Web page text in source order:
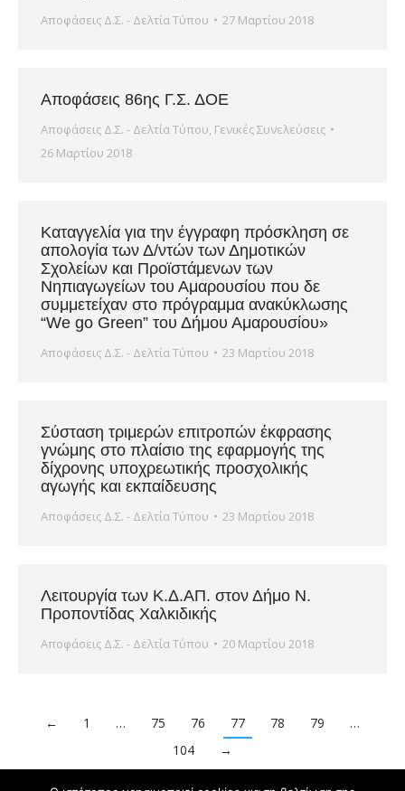
Αποφάσεις Δ.Σ. - Δελτία Τύπου 27 Μαρτίου 2018
Αποφάσεις 86ης Γ.Σ. ΔΟΕ
Αποφάσεις Δ.Σ. - Δελτία Τύπου, Γενικές Συνελεύσεις
26 Μαρτίου 2018
Καταγγελία για την έγγραφη πρόσκληση σε
απολογία των Δ/ντών των Δημοτικών
Σχολείων και Προϊστάμενων των
Νηπιαγωγείων του Αμαρουσίου που δε
συμμετείχαν στο πρόγραμμα ανακύκλωσης
“We go Green” του Δήμου Αμαρουσίου»
Αποφάσεις Δ.Σ. - Δελτία Τύπου 23 Μαρτίου 2018
Σύσταση τριμερών επιτροπών έκφρασης
γνώμης στο πλαίσιο της εφαρμογής της
δίχρονης υποχρεωτικής προσχολικής
αγωγής και εκπαίδευσης
Αποφάσεις Δ.Σ. - Δελτία Τύπου 23 Μαρτίου 2018
Λειτουργία των Κ.Δ.ΑΠ. στον Δήμο Ν.
Προποντίδας Χαλκιδικής
Αποφάσεις Δ.Σ. - Δελτία Τύπου 20 Μαρτίου 2018
← 1 … 75 76 77 78 79
…
104
→